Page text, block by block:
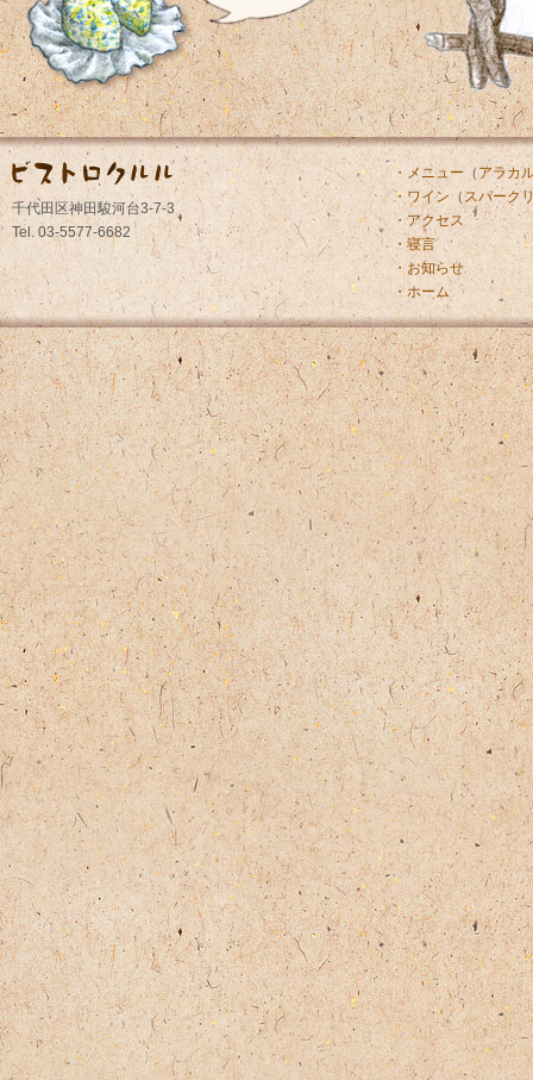
千代田区神田駿河台3-7-3
Tel. 03-5577-6682
・メニュー（ アラカ
・ワイン （スパーク
・アクセス
・寝言
・お知らせ
・ホーム